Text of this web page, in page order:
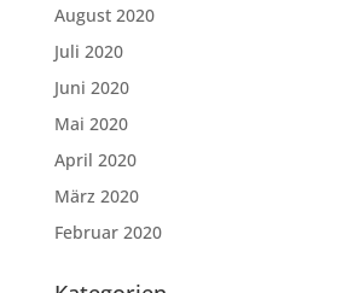
August 2020
Juli 2020
Juni 2020
Mai 2020
April 2020
März 2020
Februar 2020